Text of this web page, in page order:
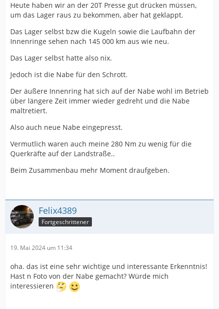
Heute haben wir an der 20T Presse gut drücken müssen,
um das Lager raus zu bekommen, aber hat geklappt.
Das Lager selbst bzw die Kugeln sowie die Laufbahn der
Innenringe sehen nach 145 000 km aus wie neu.
Das Lager selbst hatte also nix.
Jedoch ist die Nabe für den Schrott.
Der äußere Innenring hat sich auf der Nabe wohl im Betrieb
über längere Zeit immer wieder gedreht und die Nabe
maltretiert.
Also auch neue Nabe eingepresst.
Vermutlich waren auch meine 280 Nm zu wenig für die
Querkräfte auf der Landstraße..
Beim Zusammenbau mehr Moment draufgeben.
Felix4389
Fortgeschrittener
19. Mai 2024 um 11:34
oha. das ist eine sehr wichtige und interessante Erkenntnis!
Hast n Foto von der Nabe gemacht? Würde mich
interessieren